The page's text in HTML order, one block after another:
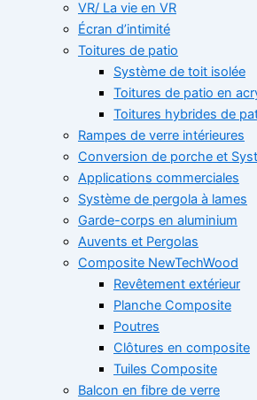
VR/ La vie en VR
Écran d’intimité
Toitures de patio
Système de toit isolée
Toitures de patio en
Toitures hybrides de
Rampes de verre intérieures
Conversion de porche et
Applications commerciales
Système de pergola à lames
Garde-corps en aluminium
Auvents et Pergolas
Composite NewTechWood
Revêtement extérieur
Planche Composite
Poutres
Clôtures en composite
Tuiles Composite
Balcon en fibre de verre